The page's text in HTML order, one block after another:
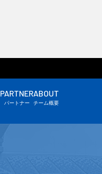
PARTNER
パートナー
ABOUT
チーム概要